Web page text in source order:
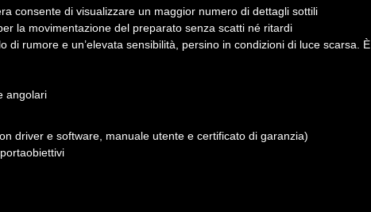
consente di visualizzare un maggior numero di dettagli sottili
la movimentazione del preparato senza scatti né ritardi
rumore e un’elevata sensibilità, persino in condizioni di luce scarsa. È
angolari
driver e software, manuale utente e certificato di garanzia)